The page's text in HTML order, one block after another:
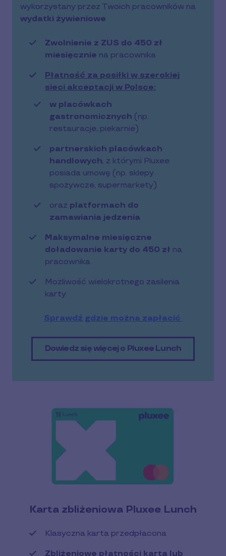
wykorzystany przez Twoich pracowników na
wydatki żywieniowe
Zwolnienie z ZUS do 450 zł
miesięcznie na pracownika
Płatność za posiłki w szerokiej
sieci akceptacji w Polsce:
w placówkach
gastronomicznych (np.
restauracje, piekarnie)
partnerskich placówkach
handlowych, z którymi Pluxee
posiada umowę (np. sklepy
spożywcze, supermarkety)
oraz platformach do
zamawiania jedzenia
Maksymalne miesięczne
doładowanie karty do 450 zł na
pracownika
Możliwość wielokrotnego zasilenia
karty
Sprawdź gdzie można zapłacić
Dowiedz się więcej o Pluxee Lunch
Karta zbliżeniowa Pluxee Lunch
Klasyczna karta przedpłacona
Zbliżeniowe płatności kartą lub